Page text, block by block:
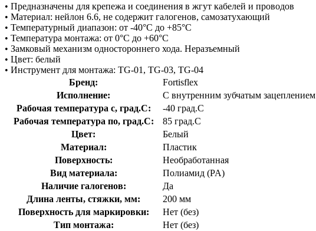
• Предназначены для крепежа и соединения в жгут кабелей и проводов
• Материал: нейлон 6.6, не содержит галогенов, самозатухающий
• Температурный диапазон: от -40°C до +85°C
• Температура монтажа: от 0°C до +60°C
• Замковый механизм одностороннего хода. Неразъемный
• Цвет: белый
• Инструмент для монтажа: TG-01, TG-03, TG-04
Бренд:
Fortisflex
Исполнение:
С внутренним зубчатым зацеплением
Рабочая температура с, град.C:
-40 град.C
Рабочая температура по, град.C:
85 град.C
Цвет:
Белый
Материал:
Пластик
Поверхность:
Необработанная
Вид материала:
Полиамид (PA)
Наличие галогенов:
Да
Длина ленты, стяжки, мм:
200 мм
Поверхность для маркировки:
Нет (без)
Тип монтажа:
Нет (без)